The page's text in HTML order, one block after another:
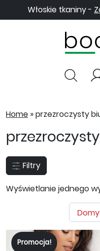
Włoskie tkaniny -
Home »przezroczysty
Filtry
Wyświetlanie jednego
Promocja!